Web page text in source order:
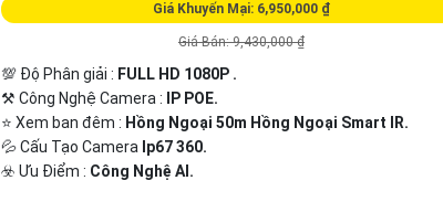
Giá Khuyến Mại: 6,950,000 ₫
Giá Bán: 9,430,000 ₫
💯 Độ Phân giải : FULL HD 1080P .
⚒ Công Nghệ Camera :
IP POE.
⭐ Xem ban đêm : Hồng Ngoại 50m Hồng Ngoại Smart IR.
💦 Cấu Tạo Camera Ip67 360.
️☣️ Ưu Điểm : Công Nghệ AI.